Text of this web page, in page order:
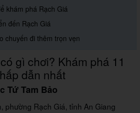
khám phá Rạch Giá
đến Rạch Giá
chuyến đi thêm trọn vẹn
gì chơi? Khám phá 11
dẫn nhất
Tứ Tam Bảo
phường Rạch Giá, tỉnh An Giang